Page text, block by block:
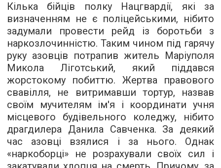
Кілька бійців полку Нацгвардії, які за
визначенням не є поліцейськими, нібито
задумали провести рейд із боротьби з
наркозлочинністю. Таким чином під гарячу
руку азовців потрапив житель Маріуполя
Микола Ліготський, який піддався
жорстокому побиттю. Жертва правового
свавілля, не витримавши тортур, назвав
своїм мучителям ім'я і координати учня
місцевого будівельного коледжу, нібито
драгдилера Данила Савченка. За деякий
час азовці взялися і за нього. Однак
«наркоборці» не розрахували своїх сил і